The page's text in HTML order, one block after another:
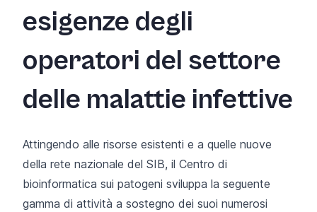
esigenze degli
operatori del settore
delle malattie infettive
Attingendo alle risorse esistenti e a quelle nuove
della rete nazionale del SIB, il Centro di
bioinformatica sui patogeni sviluppa la seguente
gamma di attività a sostegno dei suoi numerosi